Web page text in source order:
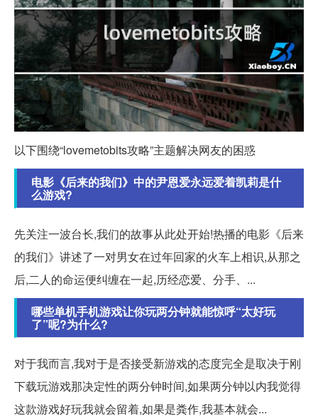
以下围绕“lovemetobits攻略”主题解决网友的困惑
电影《后来的我们》中的尹恩爱永远爱着凯莉是什
么游戏?
先关注一波台长,我们的故事从此处开始!热播的电影《后来
的我们》讲述了一对男女在过年回家的火车上相识,从那之
后,二人的命运便纠缠在一起,历经恋爱、分手、...
哪些单机手机游戏让你玩两分钟就能惊呼“太好玩
了”呢?为什么?
对于我而言,我对于是否接受新游戏的态度完全是取决于刚
下载玩游戏那决定性的两分钟时间,如果两分钟以内我觉得
这款游戏好玩我就会留着,如果是粪作,我基本就会...